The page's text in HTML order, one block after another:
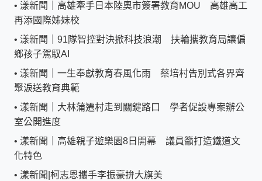
• 漾新聞｜高雄牽手日本陸奧市簽署教育MOU 高雄高工
再添國際姊妹校
• 漾新聞｜91隊智控對決掀科技浪潮 扶輪攜教育局讓偏
鄉孩子駕馭AI
• 漾新聞｜一生奉獻教育春風化雨 蔡培村告別式各界齊
聚淚送教育典範
• 漾新聞｜大林蒲遷村走到關鍵路口 學者促設專案辦公
室公開進度
• 漾新聞｜高雄親子遊樂園8日開幕 議員籲打造鐵道文
化特色
• 漾新聞|柯志恩攜手李振豪拚大旗美